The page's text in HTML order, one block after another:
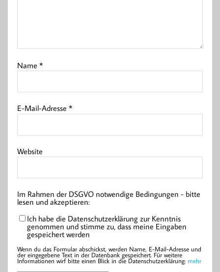
Name*
E-Mail-Adresse*
Website
Im Rahmen der DSGVO notwendige Bedingungen - bitte
lesen und akzeptieren:
Ich habe die Datenschutzerklärung zur Kenntnis
genommen und stimme zu, dass meine Eingaben
gespeichert werden
Wenn du das Formular abschickst, werden Name, E-Mail-Adresse und
der eingegebene Text in der Datenbank gespeichert. Für weitere
Informationen wirf bitte einen Blick in die Datenschutzerklärung: mehr